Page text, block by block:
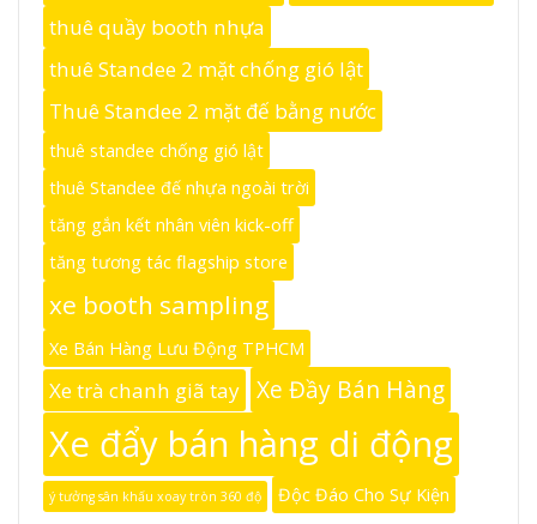
thuê quầy booth nhựa
thuê Standee 2 mặt chống gió lật
Thuê Standee 2 mặt đế bằng nước
thuê standee chống gió lật
thuê Standee đế nhựa ngoài trời
tăng gắn kết nhân viên kick-off
tăng tương tác flagship store
xe booth sampling
Xe Bán Hàng Lưu Động TPHCM
Xe trà chanh giã tay Xe Đầy Bán Hàng
Xe đẩy bán hàng di động
ý tưởng sân khấu xoay tròn 360 độ Độc Đáo Cho Sự Kiện